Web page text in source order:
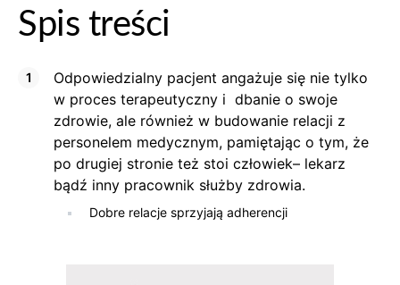
Spis treści
Odpowiedzialny pacjent angażuje się nie tylko
w proces terapeutyczny i dbanie o swoje
zdrowie, ale również w budowanie relacji z
personelem medycznym, pamiętając o tym, że
po drugiej stronie też stoi człowiek– lekarz
bądź inny pracownik służby zdrowia.
Dobre relacje sprzyjają adherencji